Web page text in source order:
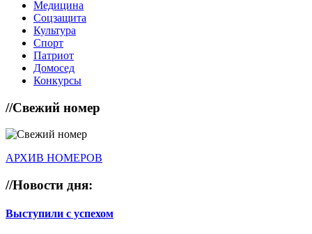
Медицина
Соцзащита
Культура
Спорт
Патриот
Домосед
Конкурсы
//Свежий номер
АРХИВ НОМЕРОВ
//Новости дня:
Выступили с успехом